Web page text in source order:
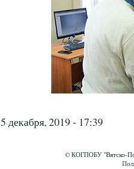
5 декабря, 2019 - 17:39
© КОГПОБУ "Вятско-